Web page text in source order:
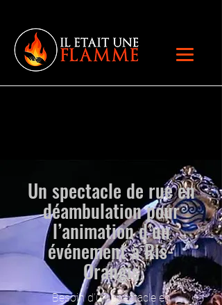
Un spectacle de rue en
déambulation pour
l’animation d’un
événement à Ris-
Orangis
Besoin d’un spectacle en